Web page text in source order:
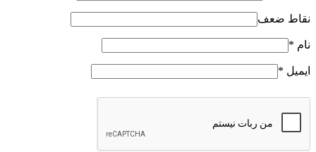
نقاط ضعف
نام *
ایمیل *